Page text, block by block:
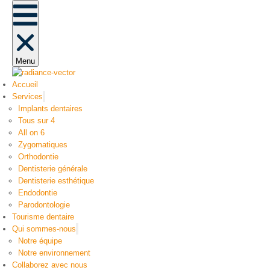
Menu
Accueil
Services
Implants dentaires
Tous sur 4
All on 6
Zygomatiques
Orthodontie
Dentisterie générale
Dentisterie esthétique
Endodontie
Parodontologie
Tourisme dentaire
Qui sommes-nous
Notre équipe
Notre environnement
Collaborez avec nous